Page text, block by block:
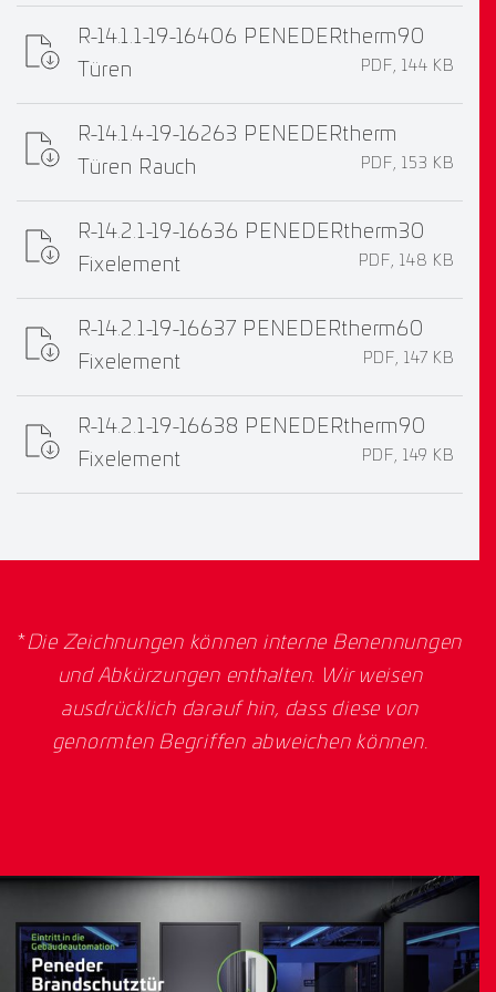
R-14.1.1-19-16406 PENEDERtherm90
Türen
PDF, 144 KB
R-14.1.4-19-16263 PENEDERtherm
Türen Rauch
PDF, 153 KB
R-14.2.1-19-16636 PENEDERtherm30
Fixelement
PDF, 148 KB
R-14.2.1-19-16637 PENEDERtherm60
Fixelement
PDF, 147 KB
R-14.2.1-19-16638 PENEDERtherm90
Fixelement
PDF, 149 KB
*Die Zeichnungen können interne Benennungen
und Abkürzungen enthalten. Wir weisen
ausdrücklich darauf hin, dass diese von
genormten Begriffen abweichen können.